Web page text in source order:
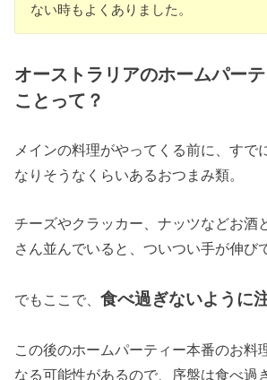
ない時もよくありました。
オーストラリアのホームパー
ことって？
メインの料理がやってくる前に、すで
なりそうなくらいあるおつまみ類。
チーズやクラッカー、ナッツなどお酒
さん並んでいると、ついつい手が伸び
でもここで、食べ過ぎないように
この後のホームパーティー本番のお料
なる可能性があるので、序盤は食べ過